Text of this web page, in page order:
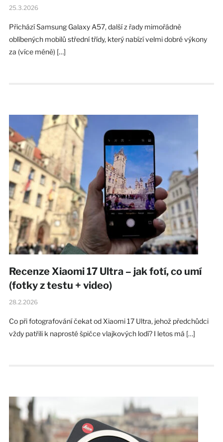
25.3.2026
Přichází Samsung Galaxy A57, další z řady mimořádně
oblíbených mobilů střední třídy, který nabízí velmi dobré výkony
za (více méně) […]
Recenze Xiaomi 17 Ultra – jak fotí, co umí
(fotky z testu + video)
28.2.2026
Co při fotografování čekat od Xiaomi 17 Ultra, jehož předchůdci
vždy patřili k naprosté špičce vlajkových lodí? I letos má […]